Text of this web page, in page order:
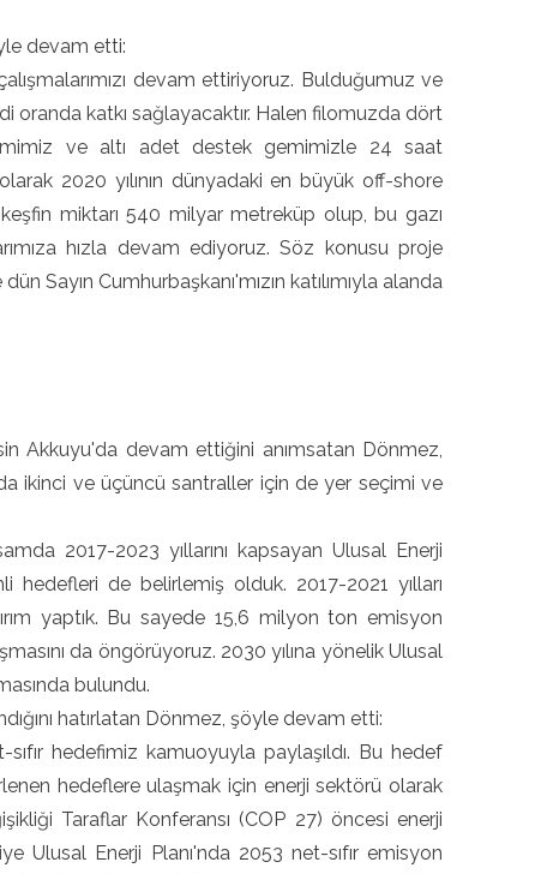
devam etti:
devam ettiriyoruz. Bulduğumuz ve
oranda katkı sağlayacaktır. Halen filomuzda dört
ve altı adet destek gemimizle 24 saat
olarak 2020 yılının dünyadaki en büyük off-shore
miktarı 540 milyar metreküp olup, bu gazı
hızla devam ediyoruz. Söz konusu proje
Sayın Cumhurbaşkanı'mızın katılımıyla alanda
Akkuyu'da devam ettiğini anımsatan Dönmez,
ikinci ve üçüncü santraller için de yer seçimi ve
2017-2023 yıllarını kapsayan Ulusal Enerji
hedefleri de belirlemiş olduk. 2017-2021 yılları
yaptık. Bu sayede 15,6 milyon ton emisyon
da öngörüyoruz. 2030 yılına yönelik Ulusal
bulundu.
hatırlatan Dönmez, şöyle devam etti:
hedefimiz kamuoyuyla paylaşıldı. Bu hedef
hedeflere ulaşmak için enerji sektörü olarak
Taraflar Konferansı (COP 27) öncesi enerji
Ulusal Enerji Planı'nda 2053 net-sıfır emisyon